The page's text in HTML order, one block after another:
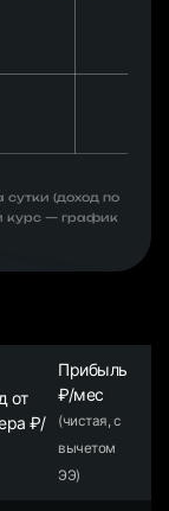
сутки (доход по
курс — график
от
₽/
Прибыль
₽/мес
(чистая, с
вычетом
ЭЭ)